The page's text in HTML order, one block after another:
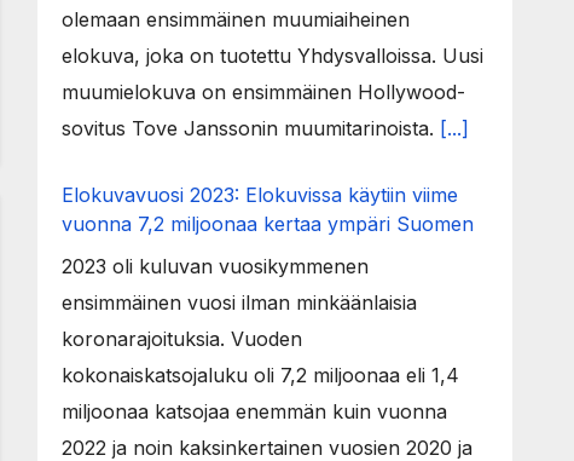
olemaan ensimmäinen muumiaiheinen
elokuva, joka on tuotettu Yhdysvalloissa. Uusi
muumielokuva on ensimmäinen Hollywood-
sovitus Tove Janssonin muumitarinoista. [...]
Elokuvavuosi 2023: Elokuvissa käytiin viime
vuonna 7,2 miljoonaa kertaa ympäri Suomen
2023 oli kuluvan vuosikymmenen
ensimmäinen vuosi ilman minkäänlaisia
koronarajoituksia. Vuoden
kokonaiskatsojaluku oli 7,2 miljoonaa eli 1,4
miljoonaa katsojaa enemmän kuin vuonna
2022 ja noin kaksinkertainen vuosien 2020 ja